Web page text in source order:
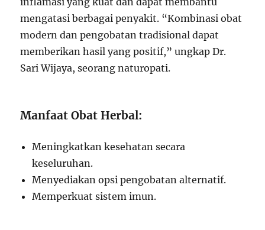
mengatasi berbagai penyakit. “Kombinasi obat
modern dan pengobatan tradisional dapat
memberikan hasil yang positif,” ungkap Dr.
Sari Wijaya, seorang naturopati.
Manfaat Obat Herbal:
Meningkatkan kesehatan secara
keseluruhan.
Menyediakan opsi pengobatan alternatif.
Memperkuat sistem imun.